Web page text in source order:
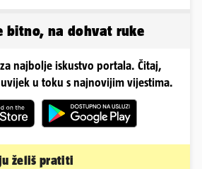
bitno, na dohvat ruke
najbolje iskustvo portala. Čitaj,
u toku s najnovijim vijestima.
želiš pratiti